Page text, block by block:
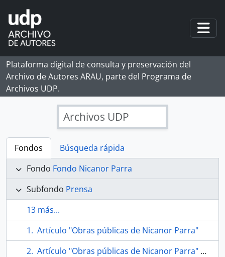
Skip to main content
Plataforma digital de consulta y preservación del
Archivo de Autores ARAU, parte del Programa de
Archivos UDP.
Archivos UDP
Fondos
Búsqueda rápida
Fondo Fondo Nicanor Parra
Subfondo Prensa
13 más...
Artículo "Obras públicas de Nicanor Parra"
Artículo "Obras públicas de Nicanor Parra" en Emol